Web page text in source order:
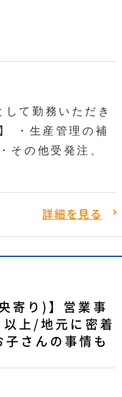
て勤務いただき
・生産管理の補
その他受発注、
詳細を見る
寄り)】営業事
上/地元に密着
子さんの事情も